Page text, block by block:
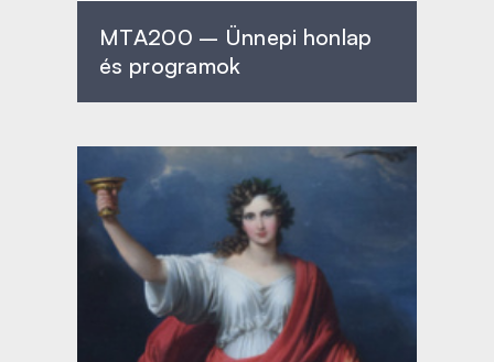
MTA200 – Ünnepi honlap
és programok